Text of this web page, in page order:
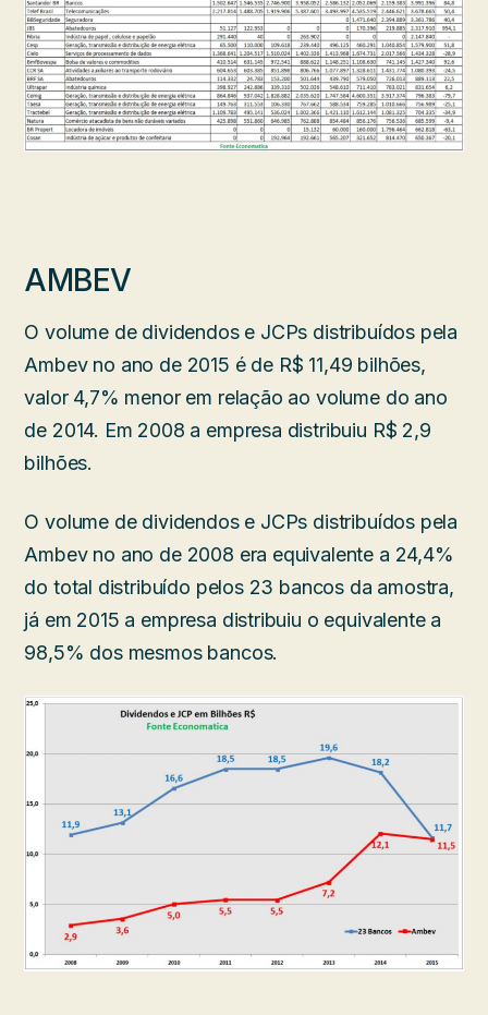
AMBEV
O volume de dividendos e JCPs distribuídos pela
Ambev no ano de 2015 é de R$ 11,49 bilhões,
valor 4,7% menor em relação ao volume do ano
de 2014. Em 2008 a empresa distribuiu R$ 2,9
bilhões.
O volume de dividendos e JCPs distribuídos pela
Ambev no ano de 2008 era equivalente a 24,4%
do total distribuído pelos 23 bancos da amostra,
já em 2015 a empresa distribuiu o equivalente a
98,5% dos mesmos bancos.